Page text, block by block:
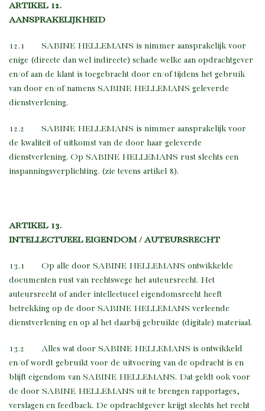
ARTIKEL 12.
AANSPRAKELIJKHEID
12.1 SABINE HELLEMANS is nimmer aansprakelijk voor
enige (directe dan wel indirecte) schade welke aan opdrachtgever
en/of aan de klant is toegebracht door en/of tijdens het gebruik
van door en/of namens SABINE HELLEMANS geleverde
dienstverlening.
12.2 SABINE HELLEMANS is nimmer aansprakelijk voor
de kwaliteit of uitkomst van de door haar geleverde
dienstverlening. Op SABINE HELLEMANS rust slechts een
inspanningsverplichting. (zie tevens artikel 8).
ARTIKEL 13.
INTELLECTUEEL EIGENDOM / AUTEURSRECHT
13.1 Op alle door SABINE HELLEMANS ontwikkelde
documenten rust van rechtswege het auteursrecht. Het
auteursrecht of ander intellectueel eigendomsrecht heeft
betrekking op de door SABINE HELLEMANS verleende
dienstverlening en op al het daarbij gebruikte (digitale) materiaal.
13.2 Alles wat door SABINE HELLEMANS is ontwikkeld
en/of wordt gebruikt voor de uitvoering van de opdracht is en
blijft eigendom van SABINE HELLEMANS. Dat geldt ook voor
de door SABINE HELLEMANS uit te brengen rapportages,
verslagen en feedback. De opdrachtgever krijgt slechts het recht